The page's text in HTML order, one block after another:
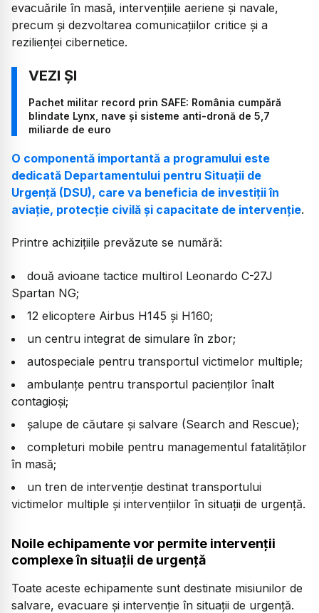
evacuările în masă, intervențiile aeriene și navale,
precum și dezvoltarea comunicațiilor critice și a
rezilienței cibernetice.
Pachet militar record prin SAFE: România cumpără
blindate Lynx, nave și sisteme anti-dronă de 5,7
miliarde de euro
O componentă importantă a programului este
dedicată Departamentului pentru Situații de
Urgență (DSU), care va beneficia de investiții în
aviație, protecție civilă și capacitate de intervenție.
Printre achizițiile prevăzute se numără:
două avioane tactice multirol Leonardo C-27J
Spartan NG;
12 elicoptere Airbus H145 și H160;
un centru integrat de simulare în zbor;
autospeciale pentru transportul victimelor multiple;
ambulanțe pentru transportul pacienților înalt
contagioși;
șalupe de căutare și salvare (Search and Rescue);
completuri mobile pentru managementul fatalităților
în masă;
un tren de intervenție destinat transportului
victimelor multiple și intervențiilor în situații de urgență.
Noile echipamente vor permite intervenții
complexe în situații de urgență
Toate aceste echipamente sunt destinate misiunilor de
salvare, evacuare și intervenție în situații de urgență.